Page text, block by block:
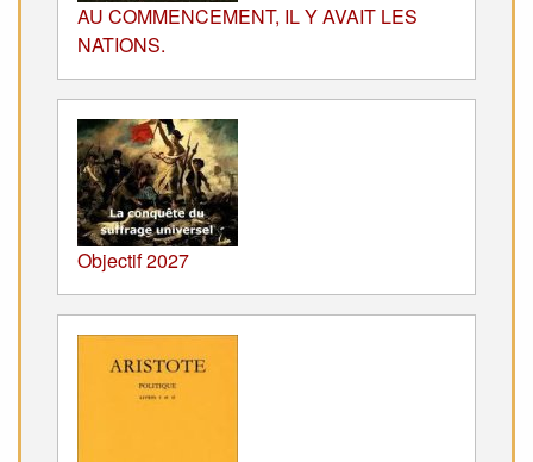
AU COMMENCEMENT, IL Y AVAIT LES
NATIONS.
Objectif 2027